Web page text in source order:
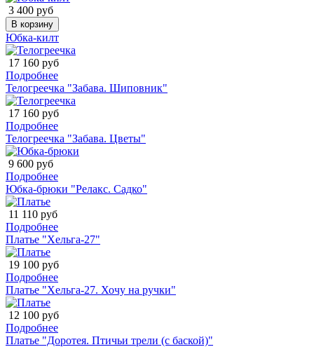
3 400 руб
В корзину
Юбка-килт
17 160 руб
Подробнее
Телогреечка "Забава. Шиповник"
17 160 руб
Подробнее
Телогреечка "Забава. Цветы"
9 600 руб
Подробнее
Юбка-брюки "Релакс. Садко"
11 110 руб
Подробнее
Платье "Хельга-27"
19 100 руб
Подробнее
Платье "Хельга-27. Хочу на ручки"
12 100 руб
Подробнее
Платье "Доротея. Птичьи трели (с баской)"